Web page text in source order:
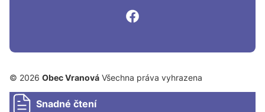
© 2026 Obec Vranová Všechna práva vyhrazena
Snadné čtení